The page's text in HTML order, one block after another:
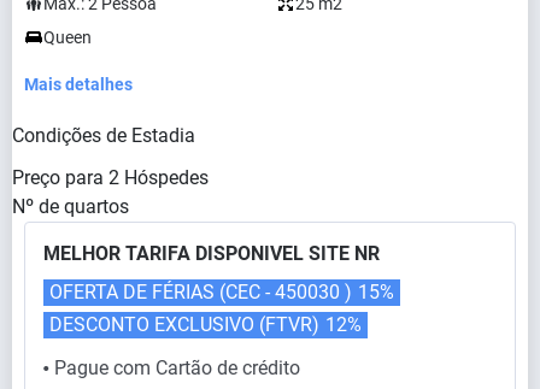
Queen
Mais detalhes
Condições de Estadia
Preço para 2 Hóspedes
Nº de quartos
MELHOR TARIFA DISPONIVEL SITE NR
⬤ Pague com Cartão de crédito
OFERTA DE FÉRIAS (CEC - 450030 ) 15%
DESCONTO EXCLUSIVO (FTVR) 12%